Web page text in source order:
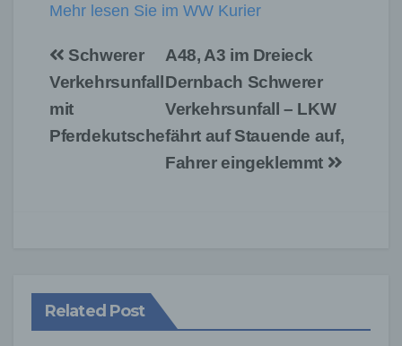
Mehr lesen Sie im WW Kurier
Beitragsnavigation
A48, A3 im Dreieck
Dernbach Schwerer
Verkehrsunfall – LKW
fährt auf Stauende auf,
Fahrer eingeklemmt
Schwerer
Verkehrsunfall
mit
Pferdekutsche
Related Post